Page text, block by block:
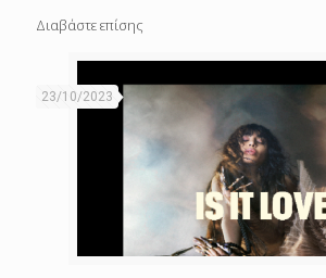
Διαβάστε επίσης
23/10/2023